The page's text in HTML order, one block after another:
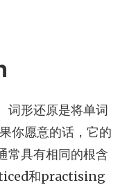
词形还原是将单词
你愿意的话，它的
常具有相同的根含
和practising